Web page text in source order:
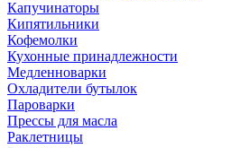
Капучинаторы
Кипятильники
Кофемолки
Кухонные принадлежности
Медленноварки
Охладители бутылок
Пароварки
Прессы для масла
Раклетницы